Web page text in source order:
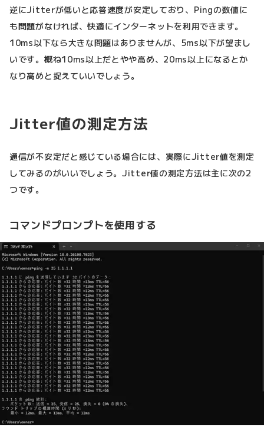
逆にJitterが低いと応答速度が安定しており、Pingの数値に
も問題がなければ、快適にインターネットを利用できます。
10ms以下なら大きな問題はありませんが、5ms以下が望まし
いです。概ね10ms以上だとやや高め、20ms以上になるとか
なり高めと捉えていいでしょう。
Jitter値の測定方法
通信が不安定だと感じている場合には、実際にJitter値を測定
してみるのがいいでしょう。Jitter値の測定方法は主に次の2
つです。
コマンドプロンプトを使用する